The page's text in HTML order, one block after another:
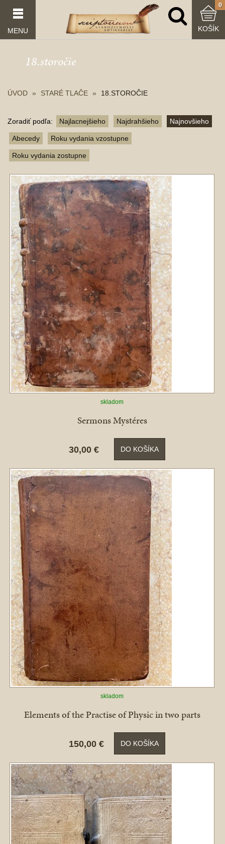
MENU
0
KOŠÍK
18.storočie
ÚVOD STARÉ TLAČE 18.STOROČIE
Zoradiť podľa: Najlacnejšieho Najdrahšieho Najnovšieho
Abecedy Roku vydania vzostupne
Roku vydania zostupne
skladom
Sermons Mystéres
30,00 € DO KOŠÍKA
skladom
Elements of the Practise of Physic in two parts
150,00 € DO KOŠÍKA